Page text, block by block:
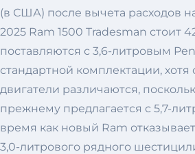
(в США) после вычета расходов
2025 Ram 1500 Tradesman стоит
поставляются с 3,6-литровым
стандартной комплектации,
двигатели различаются,
прежнему предлагается с 5,7-
время как новый Ram
3,0-литрового рядного